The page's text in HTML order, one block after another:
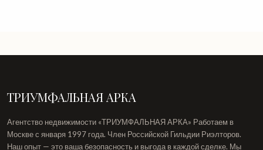
ТРИУМФАЛЬНАЯ АРКА
Агентство недвижимости «ТРИУМФАЛЬНАЯ АРКА» Работаем в
Москве с января 1997 года. Член Российской Гильдии Риэлторов.
Наш опыт — это ваша безопасность и выгода в каждой сделке. Мы